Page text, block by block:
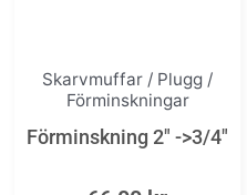
Skarvmuffar / Plugg /
Förminskningar
Förminskning 2″ ->3/4″